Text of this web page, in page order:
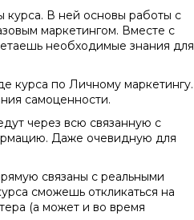
курса. В ней основы работы с
маркетингом. Вместе с
необходимые знания для
курса по Личному маркетингу.
самоценности.
через всю связанную с
Даже очевидную для
связаны с реальными
сможешь откликаться на
(а может и во время